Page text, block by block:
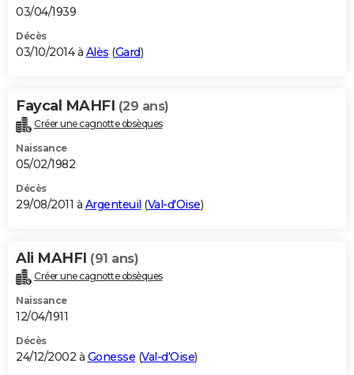
03/04/1939
Décès
03/10/2014 à Alès (Gard)
Faycal MAHFI (29 ans)
Créer une cagnotte obsèques
Naissance
05/02/1982
Décès
29/08/2011 à Argenteuil (Val-d'Oise)
Ali MAHFI (91 ans)
Créer une cagnotte obsèques
Naissance
12/04/1911
Décès
24/12/2002 à Gonesse (Val-d'Oise)